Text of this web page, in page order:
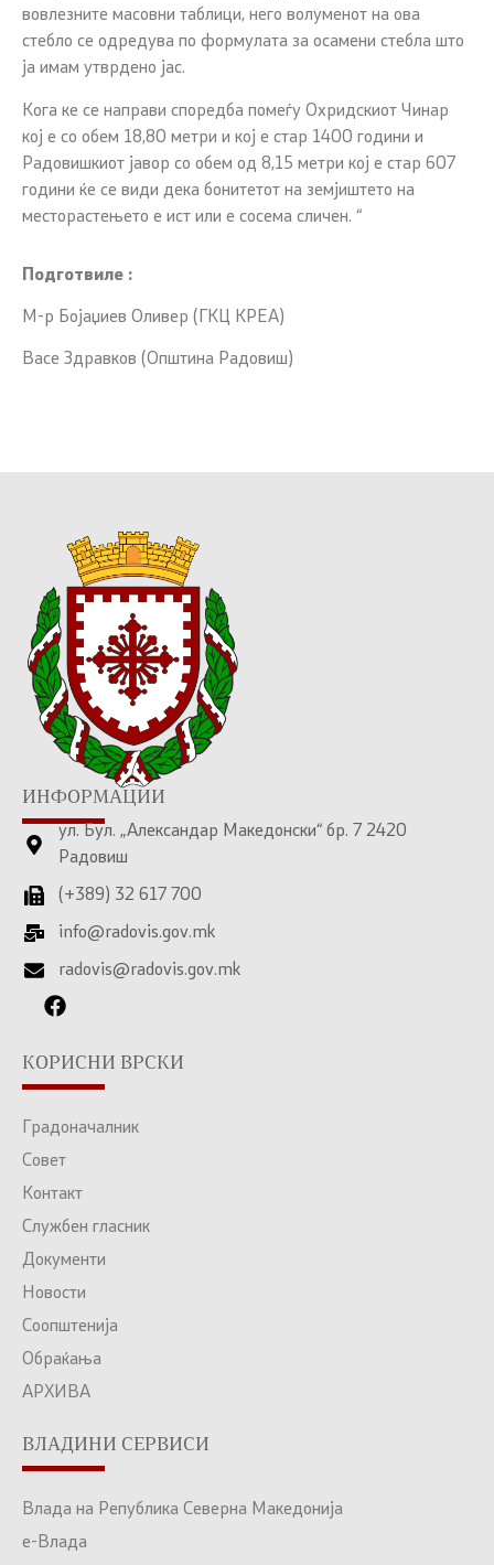
вовлезните масовни таблици, него волуменот на ова
стебло се одредува по формулата за осамени стебла што
ја имам утврдено јас.
Кога ке се направи споредба помеѓу Охридскиот Чинар
кој е со обем 18,80 метри и кој е стар 1400 години и
Радовишкиот јавор со обем од 8,15 метри кој е стар 607
години ќе се види дека бонитетот на земјиштето на
месторастењето е ист или е сосема сличен. “
Подготвиле :
М-р Бојаџиев Оливер (ГКЦ КРЕА)
Васе Здравков (Општина Радовиш)
ИНФОРМАЦИИ
ул. Бул. „Александар Македонски“ бр. 7 2420
Радовиш
(+389) 32 617 700
info@radovis.gov.mk
radovis@radovis.gov.mk
КОРИСНИ ВРСКИ
Градоначалник
Совет
Контакт
Службен гласник
Документи
Новости
Соопштенија
Обраќања
АРХИВА
ВЛАДИНИ СЕРВИСИ
Влада на Република Северна Македонија
е-Влада